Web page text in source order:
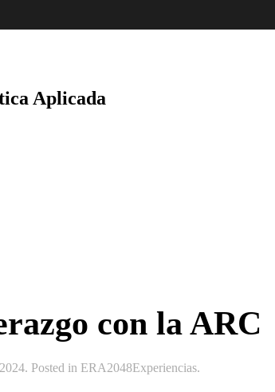
Aplicada
con la ARC
. Posted in ERA2048Experiencias.